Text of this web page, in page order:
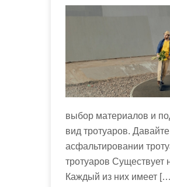
выбор материалов и
вид тротуаров.
асфальтировании
тротуаров Существует
Каждый из них имеет